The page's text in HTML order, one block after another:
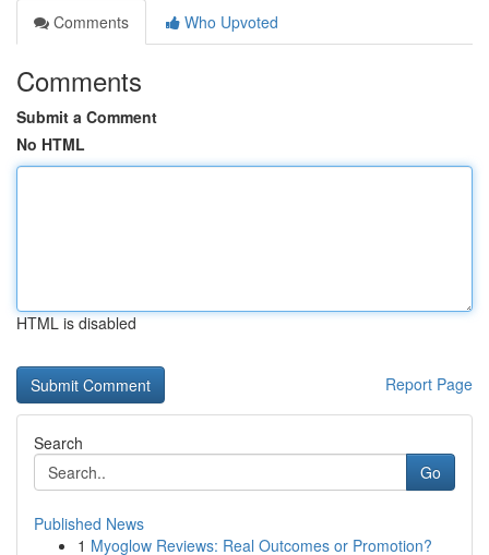
Comments
Who Upvoted
Comments
Submit a Comment
No HTML
HTML is disabled
Report Page
Search
Go
Published News
1 Myoglow Reviews: Real Outcomes or Promotion?